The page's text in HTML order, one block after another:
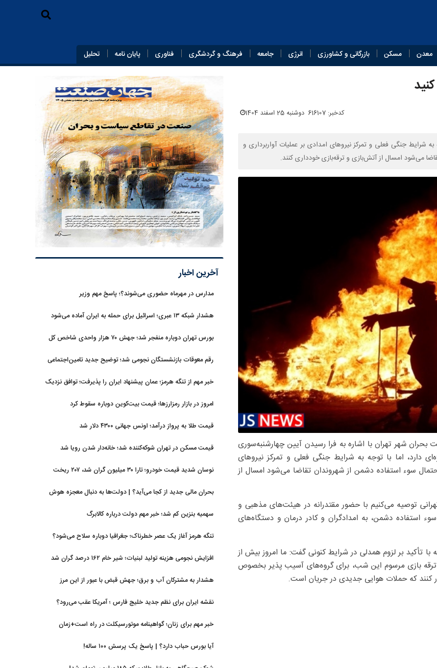
معدن مسکن بازرگانی و کشاورزی انرژی جامعه فرهنگ و گردشگری فناوری پایان‌ نامه تحلیل
کدخبر: 616107 دوشنبه 25 اسفند 1404
جنگی فعلی و تمرکز نیروهای امدادی بر عملیات آواربرداری و
می‌شود امسال از آتش‌بازی و ترقه‌بازی خودداری کنند.
شهر تهران با اشاره به فرا رسیدن آیین چهارشنبه‌سوری
دارد، اما با توجه به شرایط جنگی فعلی و تمرکز نیروهای
سوء استفاده دشمن از شهروندان تقاضا می‌شود امسال از
توصیه می‌کنیم با حضور مقتدرانه در هیئت‌های مذهبی و
استفاده دشمن‌، به امدادگران و کادر درمان و دستگاه‌های
تأکید بر لزوم همدلی در شرایط کنونی گفت: ما امروز بیش از
بازی مرسوم این شب، برای گروه‌های آسیب پذیر بخصوص
کنند که حملات هوایی جدیدی در جریان است.
آخرین اخبار
مدارس در مهرماه حضوری می‌شوند؟؛ پاسخ مهم وزیر
هشدار شبکه ۱۳ عبری؛ اسرائیل برای حمله به ایران آماده می‌شود
بورس تهران دوباره منفجر شد؛ جهش ۷۰ هزار واحدی شاخص کل
رقم معوقات بازنشستگان نجومی شد؛ توضیح جدید تامین‌اجتماعی
خبر مهم از تنگه هرمز؛ عمان پیشنهاد ایران را پذیرفت؛ توافق نزدیک
امروز در بازار رمزارزها؛ قیمت بیت‌کوین دوباره سقوط کرد
قیمت طلا به پرواز درآمد؛ اونس جهانی ۴۳۰۰ دلار شد
قیمت مسکن در تهران شوکه‌کننده شد؛ خانه‌دار شدن رویا شد
نوسان شدید قیمت خودرو؛ تارا ۳۰ میلیون گران شد، ۲۰۷ ریخت
بحران مالی جدید از کجا می‌آید؟ | دولت‌ها به دنبال معجزه هوش
سهمیه بنزین کم شد؛ خبر مهم دولت درباره کالابرگ
تنگه هرمز آغاز یک عصر خطرناک؛ جغرافیا دوباره سلاح می‌شود؟
افزایش نجومی هزینه تولید لبنیات؛ شیر خام ۱۶۲ درصد گران شد
هشدار به مشترکان آب و برق؛ جهش قبض با عبور از این مرز
نقشه ایران برای نظم جدید خلیج فارس ؛ آمریکا عقب می‌رود؟
خبر مهم برای زنان؛ گواهینامه موتورسیکلت در راه است+زمان
آیا بورس حباب دارد؟ | پاسخ یک پرسش ۱۰۰ ساله!